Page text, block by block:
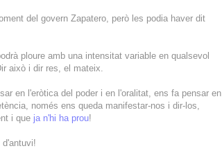
del govern Zapatero, però les podia haver dit
ploure amb una intensitat variable en qualsevol
això i dir res, el mateix.
en l'eròtica del poder i en l'oralitat, ens fa pensar en
només ens queda manifestar-nos i dir-los,
i que ja n'hi ha prou!
d'antuvi!